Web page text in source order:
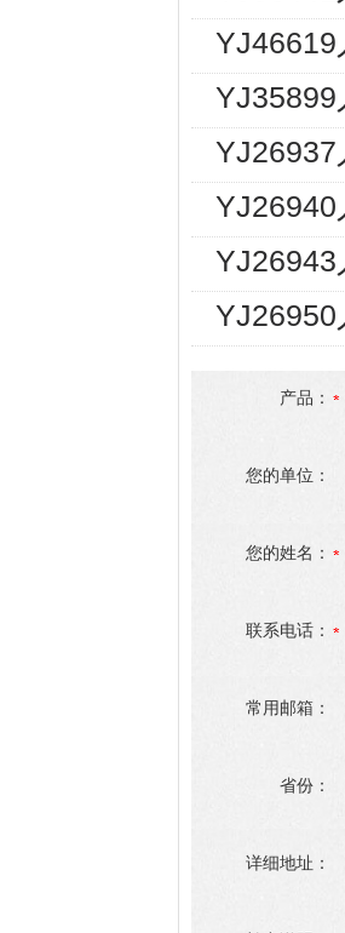
YJ46619
YJ35899
YJ26937
YJ26940
YJ26943
YJ26950
产品：
您的单位：
您的姓名：
联系电话：
常用邮箱：
省份：
详细地址：